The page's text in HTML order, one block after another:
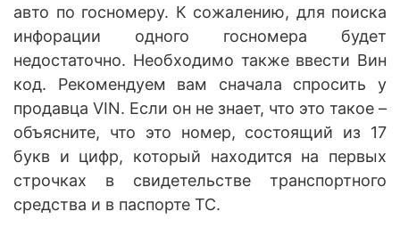
авто по госномеру. К сожалению, для поиска
инфорации одного госномера будет
недостаточно. Необходимо также ввести Вин
код. Рекомендуем вам сначала спросить у
продавца VIN. Если он не знает, что это такое –
объясните, что это номер, состоящий из 17
букв и цифр, который находится на первых
строчках в свидетельстве транспортного
средства и в паспорте ТС.